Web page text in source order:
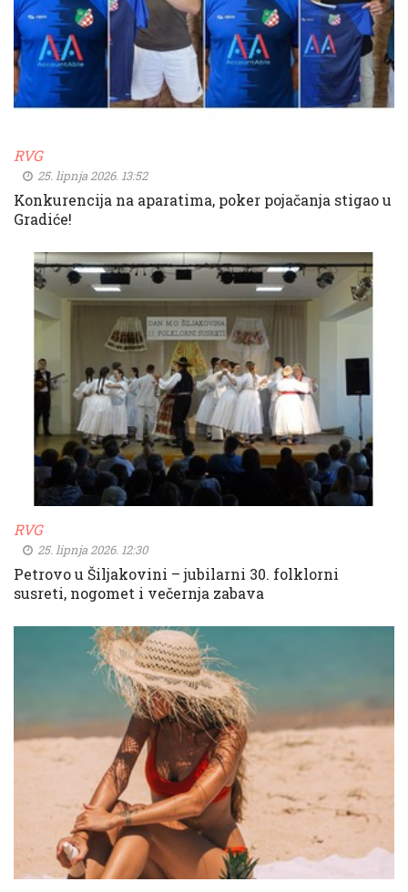
RVG
25. lipnja 2026. 13:52
Konkurencija na aparatima, poker pojačanja stigao u
Gradiće!
RVG
25. lipnja 2026. 12:30
Petrovo u Šiljakovini – jubilarni 30. folklorni
susreti, nogomet i večernja zabava